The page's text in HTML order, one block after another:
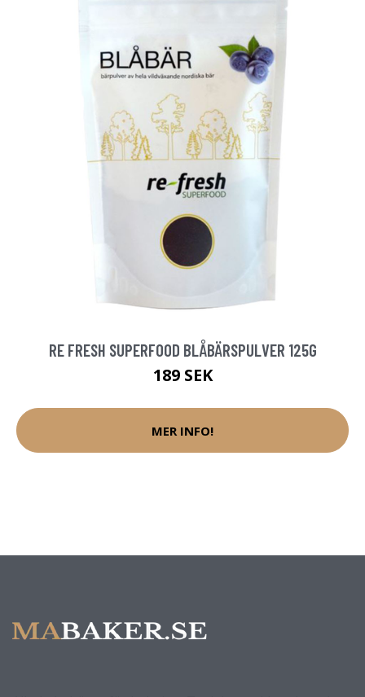
RE FRESH SUPERFOOD BLÅBÄRSPULVER 125G
189 SEK
MER INFO!